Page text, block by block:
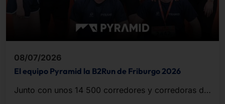
08/07/2026
El equipo Pyramid la B2Run de Friburgo 2026
Junto con unos 14 500 corredores y corredoras de